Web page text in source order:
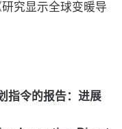
究显示全球变暖导
指令的报告：进展